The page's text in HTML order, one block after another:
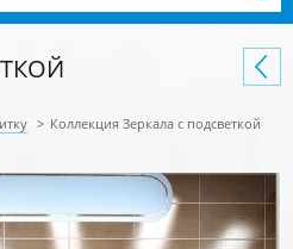
> Коллекция Зеркала с подсветкой